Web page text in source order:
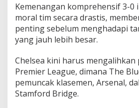
Kemenangan komprehensif 3-0
moral tim secara drastis,
penting sebelum menghadapi
yang jauh lebih besar.
Chelsea kini harus mengalihkan
Premier League, dimana The
pemuncak klasemen, Arsenal,
Stamford Bridge.